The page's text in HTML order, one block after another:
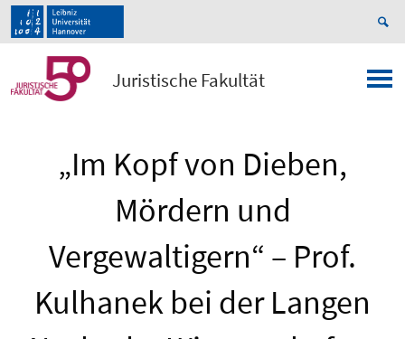
Juristische Fakultät
„Im Kopf von Dieben,
Mördern und
Vergewaltigern“ – Prof.
Kulhanek bei der Langen